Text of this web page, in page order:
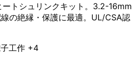
ートシュリンクキット。3.2-16mm
の絶縁・保護に最適。UL/CSA認
工作 +4